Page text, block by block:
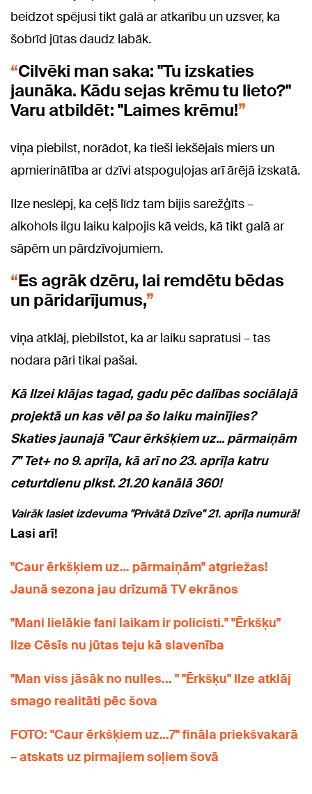
beidzot spējusi tikt galā ar atkarību un uzsver, ka
šobrīd jūtas daudz labāk.
Cilvēki man saka: "Tu izskaties
jaunāka. Kādu sejas krēmu tu lieto?"
Varu atbildēt: "Laimes krēmu!
viņa piebilst, norādot, ka tieši iekšējais miers un
apmierinātība ar dzīvi atspoguļojas arī ārējā izskatā.
Ilze neslēpj, ka ceļš līdz tam bijis sarežģīts –
alkohols ilgu laiku kalpojis kā veids, kā tikt galā ar
sāpēm un pārdzīvojumiem.
Es agrāk dzēru, lai remdētu bēdas
un pāridarījumus,
viņa atklāj, piebilstot, ka ar laiku sapratusi – tas
nodara pāri tikai pašai.
Kā Ilzei klājas tagad, gadu pēc dalības sociālajā
projektā un kas vēl pa šo laiku mainījies?
Skaties jaunajā "Caur ērkšķiem uz... pārmaiņām
7" Tet+ no 9. aprīļa, kā arī no 23. aprīļa katru
ceturtdienu plkst. 21.20 kanālā 360!
Vairāk lasiet izdevuma "Privātā Dzīve" 21. aprīļa numurā!
Lasi arī!
"Caur ērkšķiem uz… pārmaiņām" atgriežas!
Jaunā sezona jau drīzumā TV ekrānos
"Mani lielākie fani laikam ir policisti." "Ērkšķu"
Ilze Cēsīs nu jūtas teju kā slavenība
"Man viss jāsāk no nulles... " "Ērkšķu" Ilze atklāj
smago realitāti pēc šova
FOTO: "Caur ērkšķiem uz…7" fināla priekšvakarā
– atskats uz pirmajiem soļiem šovā